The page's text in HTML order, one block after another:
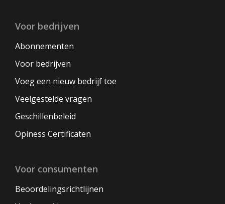
Voor bedrijven
Abonnementen
Voor bedrijven
Voeg een nieuw bedrijf toe
Veelgestelde vragen
Geschillenbeleid
Opiness Certificaten
Voor consumenten
Beoordelingsrichtlijnen